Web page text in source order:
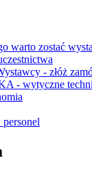
warto zostać
- złóż
- wytyczne